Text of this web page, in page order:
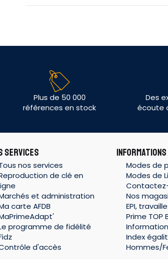
Plus de 50 000
références en stock
Des
écoute
SERVICES
nos services
de clé en
et administration
carte AFDB
programme de fidélité
d'accès
INFORMATIONS
Modes de
Modes de
Nos
EPI,
Prime TOP
Index
Hommes/